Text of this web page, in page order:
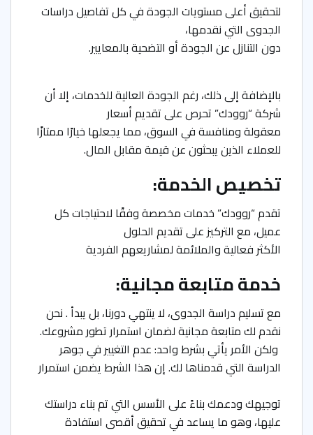
لتحقيق أعلى مستويات الجودة في كل تفاصيل دراسات
الجدوى التي نقدمها،
دون التنازل عن الجودة أو التضحية بالمعايير.
بالإضافة إلى ذلك، رغم الجودة العالية للخدمات، إلا أن
شركة “روودك” تحرص على تقديم أسعار
معقولة ومنافسة في السوق، مما يجعلها خيارًا ممتازًا
للعملاء الذين يبحثون عن قيمة مقابل المال.
تخصيص الخدمة:
تقدم “روودك” خدمات مخصصة وفقًا لاحتياجات كل
عميل، مع التركيز على تقديم الحلول
الأكثر فعالية والملائمة لمشاريعهم الفردية
خدمة متابعة مجانية:
مع تسليم دراسة الجدوى، لا ينتهي دورنا، بل يبدأ . نحن
نقدم لك متابعة مجانية لضمان استمرار تطور مشروعك.
ولكن الأمر يأتي بشرط واحد: عدم التغيير في جوهر
الدراسة التي قدمناها لك. إن هذا الشرط يضمن استمرار
توجيهك ودعمك بناءً على الأسس التي تم بناء دراستك
عليها، وهو ما يساعد في تحقيق أقصى استفادة